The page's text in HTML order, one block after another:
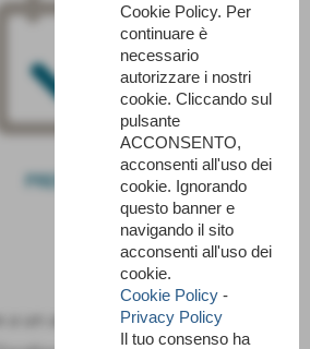
PRENOTA
Cookie Policy. Per
continuare è
necessario
autorizzare i nostri
cookie. Cliccando sul
pulsante
ACCONSENTO,
acconsenti all'uso dei
cookie. Ignorando
questo banner e
navigando il sito
acconsenti all'uso dei
cookie.
Cookie Policy -
Privacy Policy
Il tuo consenso ha